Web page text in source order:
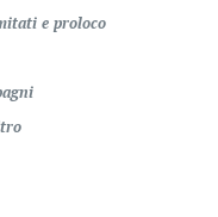
e proloco